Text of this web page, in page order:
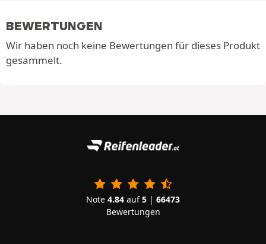
BEWERTUNGEN
Wir haben noch keine Bewertungen für dieses Produkt
gesammelt.
Note 4.84 auf5 | 66473
Bewertungen